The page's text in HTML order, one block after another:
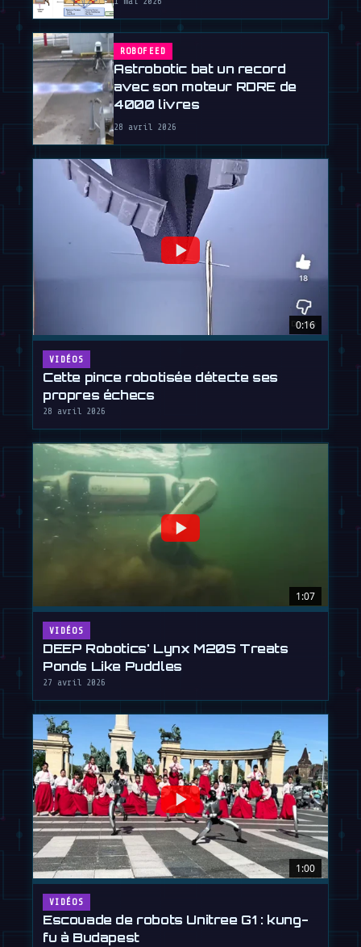
ROBOFEED
Astrobotic bat un record
avec son moteur RDRE de
4000 livres
28 avril 2026
0:16
VIDÉOS
Cette pince robotisée détecte ses
propres échecs
28 avril 2026
1:07
VIDÉOS
DEEP Robotics' Lynx M20S Treats
Ponds Like Puddles
27 avril 2026
1:00
VIDÉOS
Escouade de robots Unitree G1 : kung-
fu à Budapest